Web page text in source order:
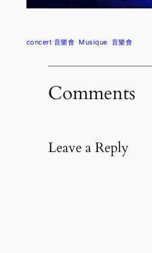
concert 音樂會 Musique 音樂會
Comments
Leave a Reply